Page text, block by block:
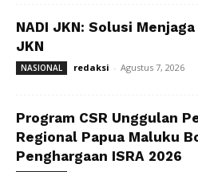
NADI JKN: Solusi
JKN
NASIONAL redaksi - Agustus 7, 2026
Program CSR Unggulan
Regional Papua Maluku
Penghargaan ISRA 2026